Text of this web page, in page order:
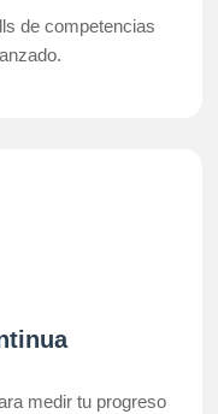
de competencias
medir tu progreso